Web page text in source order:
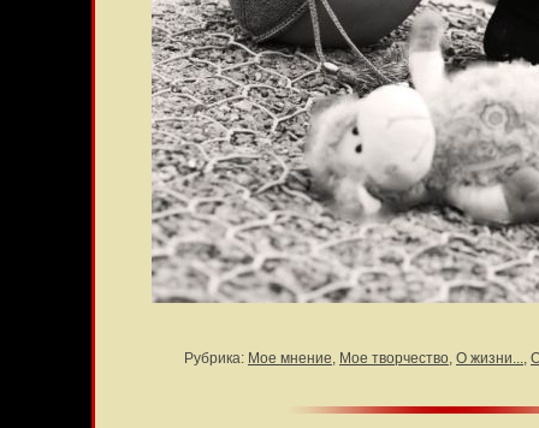
Рубрика: Мое мнение, Мое творчество, О жизни...,